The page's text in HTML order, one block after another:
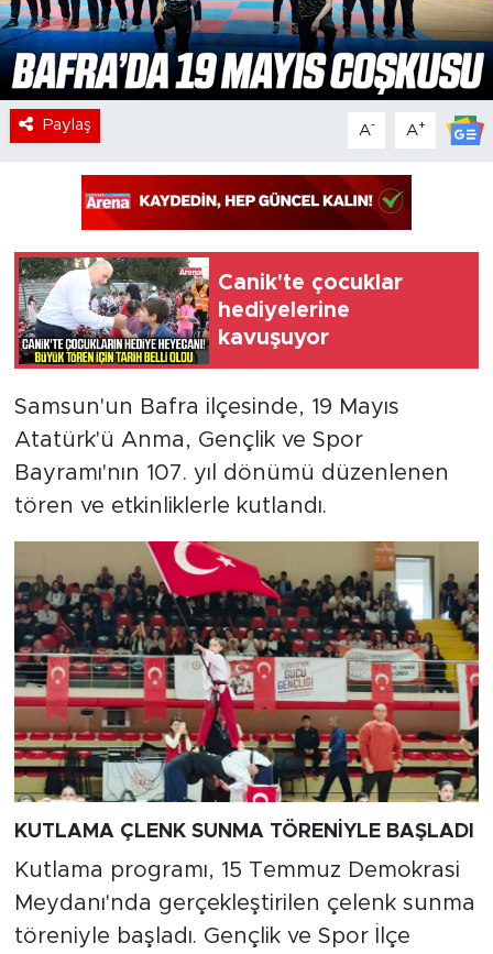
Paylaş A- A+
Canik'te çocuklar
hediyelerine
kavuşuyor
Samsun'un Bafra ilçesinde, 19 Mayıs
Atatürk'ü Anma, Gençlik ve Spor
Bayramı'nın 107. yıl dönümü düzenlenen
tören ve etkinliklerle kutlandı.
KUTLAMA ÇLENK SUNMA TÖRENİYLE BAŞLADI
Kutlama programı, 15 Temmuz Demokrasi
Meydanı'nda gerçekleştirilen çelenk sunma
töreniyle başladı. Gençlik ve Spor İlçe